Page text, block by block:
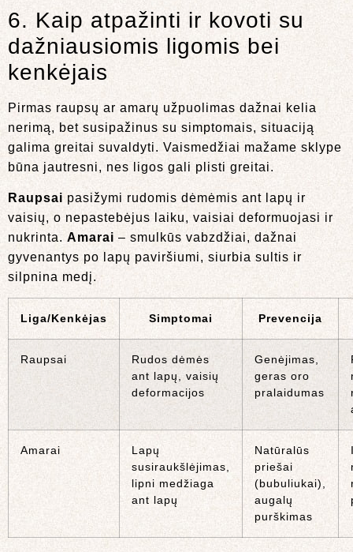
6. Kaip atpažinti ir kovoti su
dažniausiomis ligomis bei
kenkėjais
Pirmas raupsų ar amarų užpuolimas dažnai kelia
nerimą, bet susipažinus su simptomais, situaciją
galima greitai suvaldyti. Vaismedžiai mažame sklype
būna jautresni, nes ligos gali plisti greitai.
Raupsai pasižymi rudomis dėmėmis ant lapų ir
vaisių, o nepastebėjus laiku, vaisiai deformuojasi ir
nukrinta. Amarai – smulkūs vabzdžiai, dažnai
gyvenantys po lapų paviršiumi, siurbia sultis ir
silpnina medį.
Liga/Kenkėjas Simptomai Prevencija
Raupsai
Rudos dėmės
ant lapų, vaisių
deformacijos
Genėjimas,
geras oro
pralaidumas
Amarai
Lapų
susiraukšlėjimas,
lipni medžiaga
ant lapų
Natūralūs
priešai
(bubuliukai),
augalų
purškimas